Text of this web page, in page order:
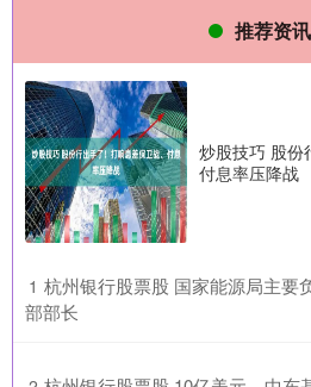
推荐资讯
炒股技巧 股份
付息率压降战
1 杭州银行股票股 国家能源局主要
部部长